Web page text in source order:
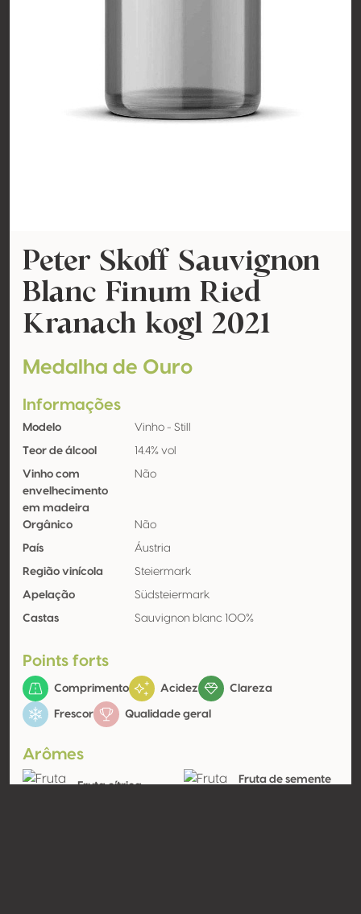
Peter Skoff Sauvignon
Blanc Finum Ried
Kranach kogl 2021
Medalha de Ouro
Informações
Modelo Vinho - Still
Teor de álcool 14.4% vol
Vinho com
envelhecimento
em madeira
Não
Orgânico Não
País Áustria
Região vinícola Steiermark
Apelação Südsteiermark
Castas Sauvignon blanc 100%
Points forts
Comprimento Acidez Clareza
Frescor Qualidade geral
Arômes
Fruta cítrica
Fruta de semente